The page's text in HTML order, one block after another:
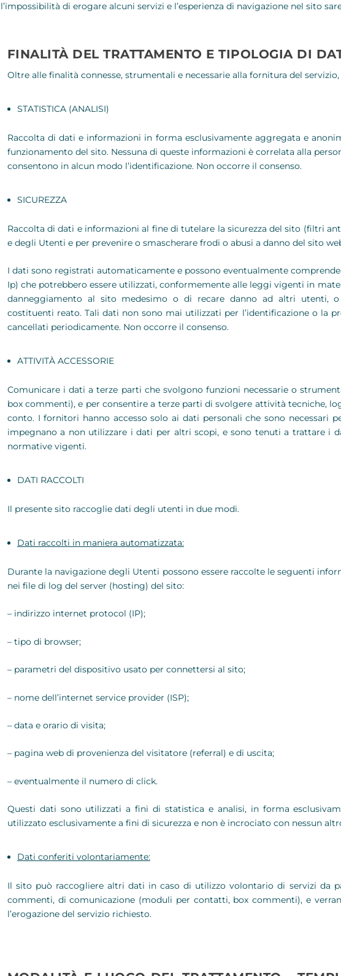
l’impossibilità di erogare alcuni servizi e l’esperienza di navigazione nel sito
FINALITÀ DEL TRATTAMENTO E TIPOLOGIA DI
Oltre alle finalità connesse, strumentali e necessarie alla fornitura del
STATISTICA (ANALISI)
Raccolta di dati e informazioni in forma esclusivamente aggregata e
funzionamento del sito. Nessuna di queste informazioni è correlata alla
consentono in alcun modo l’identificazione. Non occorre il consenso.
SICUREZZA
Raccolta di dati e informazioni al fine di tutelare la sicurezza del sito (filtri
e degli Utenti e per prevenire o smascherare frodi o abusi a danno del sito
I dati sono registrati automaticamente e possono eventualmente
Ip) che potrebbero essere utilizzati, conformemente alle leggi vigenti in
danneggiamento al sito medesimo o di recare danno ad altri utenti,
costituenti reato. Tali dati non sono mai utilizzati per l’identificazione o la
cancellati periodicamente. Non occorre il consenso.
ATTIVITÀ ACCESSORIE
Comunicare i dati a terze parti che svolgono funzioni necessarie o
box commenti), e per consentire a terze parti di svolgere attività tecniche,
conto. I fornitori hanno accesso solo ai dati personali che sono necessari
impegnano a non utilizzare i dati per altri scopi, e sono tenuti a trattare i
normative vigenti.
DATI RACCOLTI
Il presente sito raccoglie dati degli utenti in due modi.
Dati raccolti in maniera automatizzata:
Durante la navigazione degli Utenti possono essere raccolte le seguenti
nei file di log del server (hosting) del sito:
– indirizzo internet protocol (IP);
– tipo di browser;
– parametri del dispositivo usato per connettersi al sito;
– nome dell’internet service provider (ISP);
– data e orario di visita;
– pagina web di provenienza del visitatore (referral) e di uscita;
– eventualmente il numero di click.
Questi dati sono utilizzati a fini di statistica e analisi, in forma
utilizzato esclusivamente a fini di sicurezza e non è incrociato con nessun
Dati conferiti volontariamente:
Il sito può raccogliere altri dati in caso di utilizzo volontario di servizi da
commenti, di comunicazione (moduli per contatti, box commenti), e
l’erogazione del servizio richiesto.